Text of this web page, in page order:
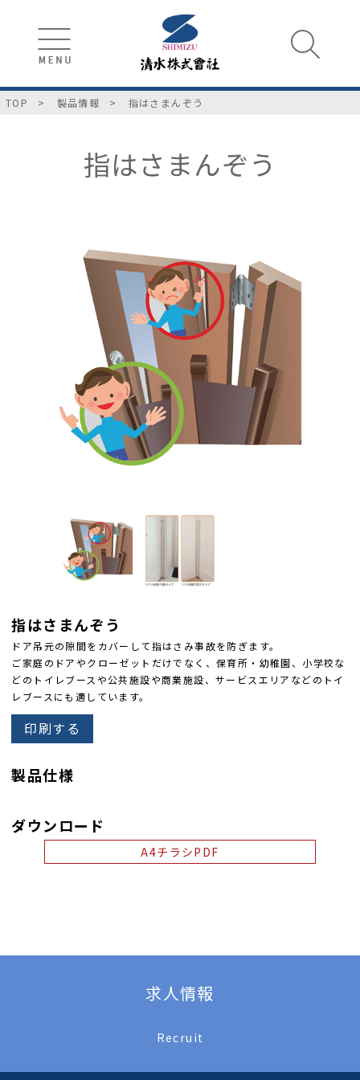
TOP 製品情報 指はさまんぞう
指はさまんぞう
指はさまんぞう
ドア吊元の隙間をカバーして指はさみ事故を防ぎます。
ご家庭のドアやクローゼットだけでなく、保育所・幼稚園、小学校な
どのトイレブースや公共施設や商業施設、サービスエリアなどのトイ
レブースにも適しています。
印刷する
製品仕様
ダウンロード
A4チラシPDF
求人情報
Recruit